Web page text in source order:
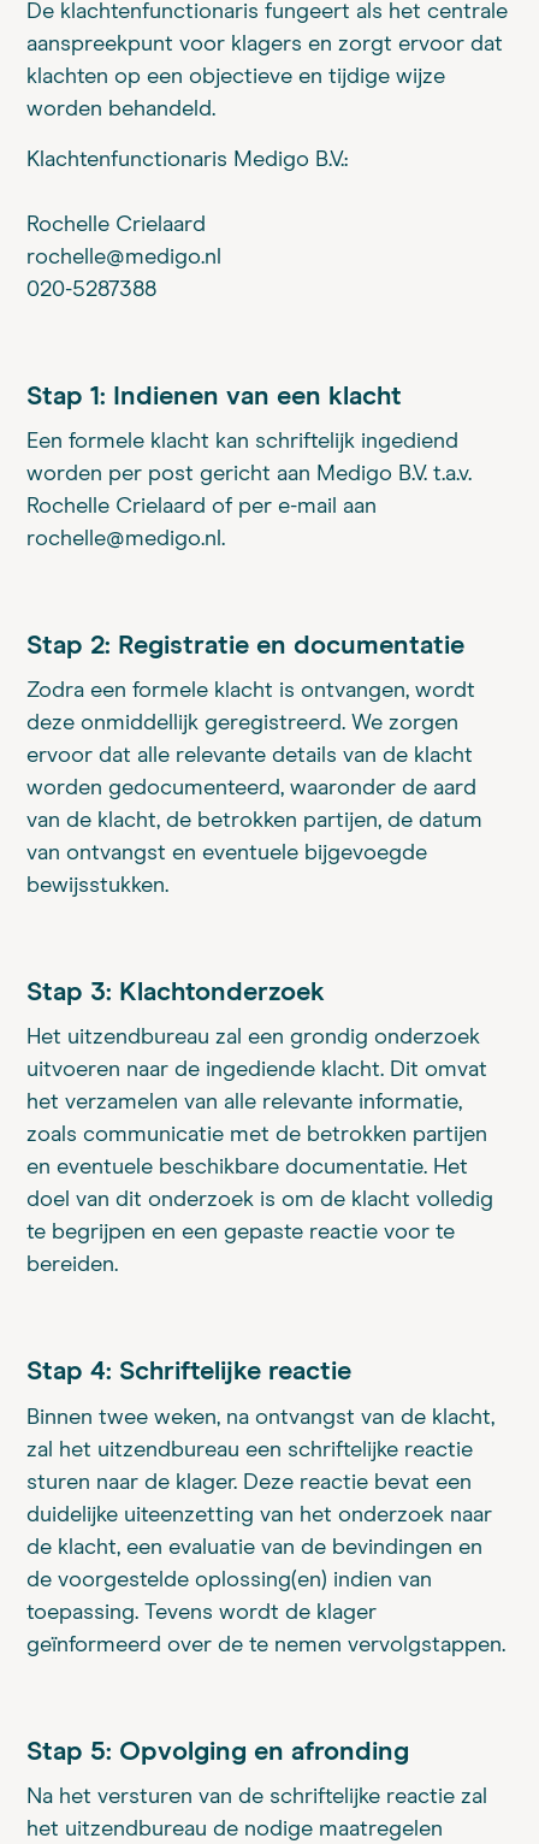
De klachtenfunctionaris fungeert als het centrale
aanspreekpunt voor klagers en zorgt ervoor dat
klachten op een objectieve en tijdige wijze
worden behandeld.
Klachtenfunctionaris Medigo B.V.:
Rochelle Crielaard
rochelle@medigo.nl
020-5287388
Stap 1: Indienen van een klacht
Een formele klacht kan schriftelijk ingediend
worden per post gericht aan Medigo B.V. t.a.v.
Rochelle Crielaard of per e-mail aan
rochelle@medigo.nl.
Stap 2: Registratie en documentatie
Zodra een formele klacht is ontvangen, wordt
deze onmiddellijk geregistreerd. We zorgen
ervoor dat alle relevante details van de klacht
worden gedocumenteerd, waaronder de aard
van de klacht, de betrokken partijen, de datum
van ontvangst en eventuele bijgevoegde
bewijsstukken.
Stap 3: Klachtonderzoek
Het uitzendbureau zal een grondig onderzoek
uitvoeren naar de ingediende klacht. Dit omvat
het verzamelen van alle relevante informatie,
zoals communicatie met de betrokken partijen
en eventuele beschikbare documentatie. Het
doel van dit onderzoek is om de klacht volledig
te begrijpen en een gepaste reactie voor te
bereiden.
Stap 4: Schriftelijke reactie
Binnen twee weken, na ontvangst van de klacht,
zal het uitzendbureau een schriftelijke reactie
sturen naar de klager. Deze reactie bevat een
duidelijke uiteenzetting van het onderzoek naar
de klacht, een evaluatie van de bevindingen en
de voorgestelde oplossing(en) indien van
toepassing. Tevens wordt de klager
geïnformeerd over de te nemen vervolgstappen.
Stap 5: Opvolging en afronding
Na het versturen van de schriftelijke reactie zal
het uitzendbureau de nodige maatregelen